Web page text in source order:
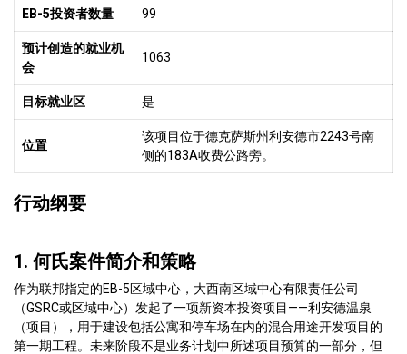
EB-5投资者数量 99
预计创造的就业机
会
1063
目标就业区 是
位置
该项目位于德克萨斯州利安德市2243号南
侧的183A收费公路旁。
行动纲要
1. 何氏案件简介和策略
作为联邦指定的EB-5区域中心，大西南区域中心有限责任公司
（GSRC或区域中心）发起了一项新资本投资项目——利安德温泉
（项目），用于建设包括公寓和停车场在内的混合用途开发项目的
第一期工程。未来阶段不是业务计划中所述项目预算的一部分，但